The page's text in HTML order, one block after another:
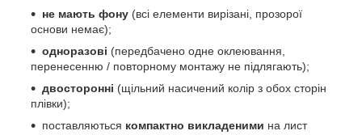
не мають фону (всі елементи вирізані, прозорої
основи немає);
одноразові (передбачено одне оклеювання,
перенесенню / повторному монтажу не підлягають);
двосторонні (щільний насичений колір з обох сторін
плівки);
поставляються компактно викладеними на лист